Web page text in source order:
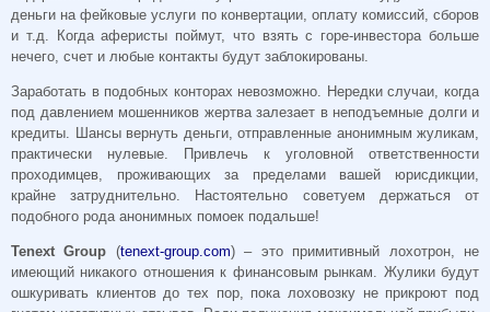
деньги на фейковые услуги по конвертации, оплату комиссий, сборов
и т.д. Когда аферисты поймут, что взять с горе-инвестора больше
нечего, счет и любые контакты будут заблокированы.
Заработать в подобных конторах невозможно. Нередки случаи, когда
под давлением мошенников жертва залезает в неподъемные долги и
кредиты. Шансы вернуть деньги, отправленные анонимным жуликам,
практически нулевые. Привлечь к уголовной ответственности
проходимцев, проживающих за пределами вашей юрисдикции,
крайне затруднительно. Настоятельно советуем держаться от
подобного рода анонимных помоек подальше!
Tenext Group (tenext-group.com) – это примитивный лохотрон, не
имеющий никакого отношения к финансовым рынкам. Жулики будут
ошкуривать клиентов до тех пор, пока лоховозку не прикроют под